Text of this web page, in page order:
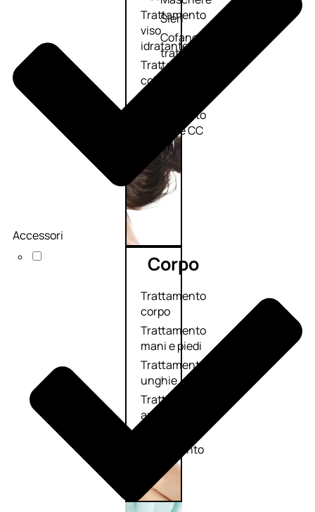
Trattamento
viso
idratante
Trattamento
collo e
décolleté
Trattamento
viso BB e CC
cream
Sieri
Cofanetti
trattamento
viso
Corpo
Trattamento
corpo
Trattamento
mani e piedi
Trattamento
unghie
Trattamento
anticellulite
trattamento
corpo
Accessori